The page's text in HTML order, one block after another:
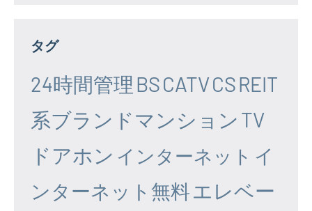
タグ
24時間管理 BSCATVCSREIT
系ブランドマンション TV
ドアホン インターネット イ
ンターネット無料エレベー